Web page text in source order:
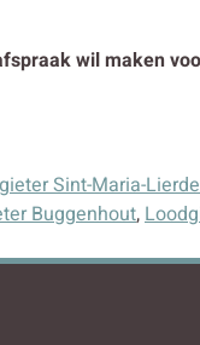
wil maken
Sint-Maria-Lierde
Buggenhout,